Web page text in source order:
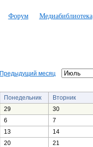
Форум Медиабиблиотека
Предыдущий месяц
Понедельник
Вторник
29
30
6
7
13
14
20
21